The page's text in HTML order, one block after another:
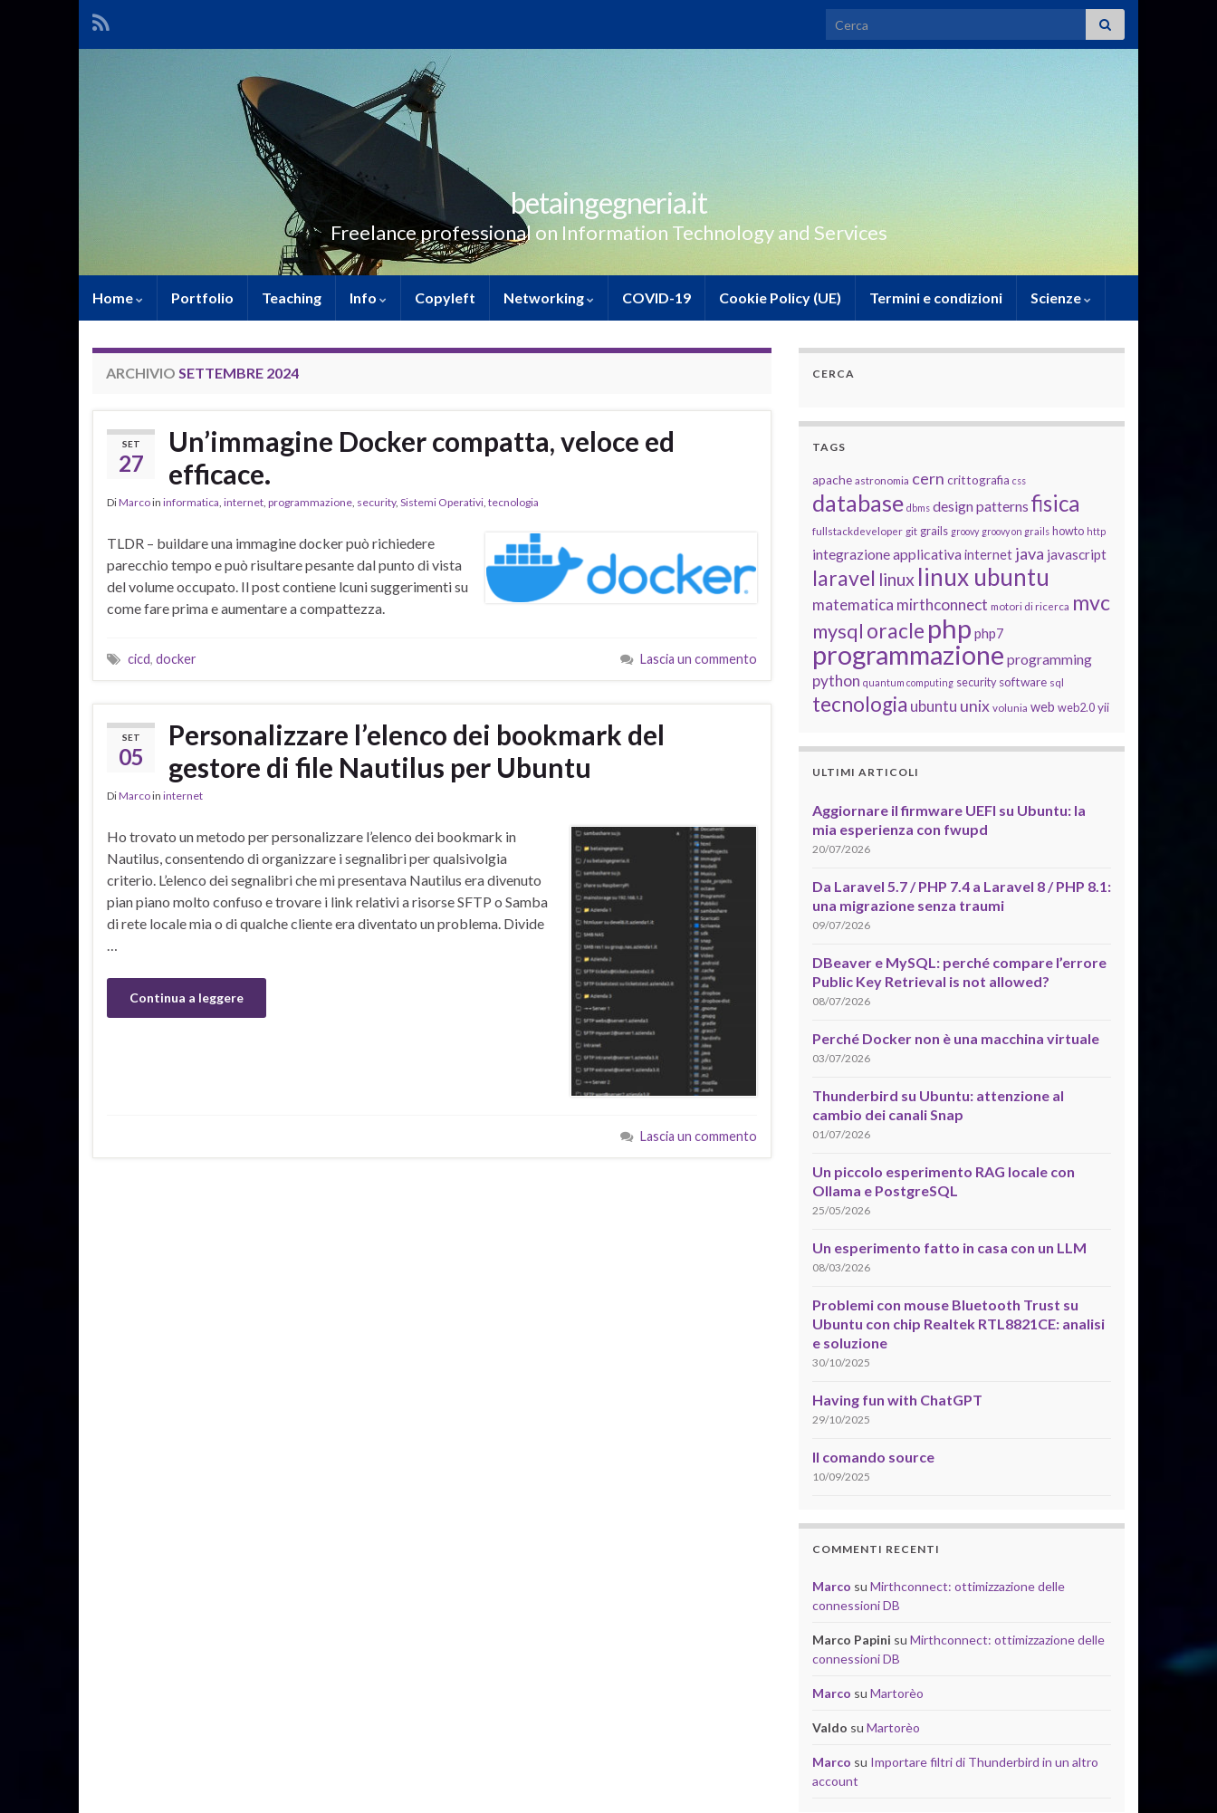
Search for:
betaingegneria.it
Freelance professional on Information Technology and Services
Home Portfolio Teaching Info Copyleft Networking COVID-19 Cookie Policy (UE) Termini e condizioni Scienze
ARCHIVIO SETTEMBRE 2024
SET
27
Un’immagine Docker compatta, veloce ed
efficace.
DiMarcoin informatica, internet, programmazione, security, Sistemi Operativi, tecnologia
TLDR – buildare una immagine docker può richiedere
parecchio tempo e può risultare pesante dal punto di vista
del volume occupato. Il post contiene lcuni suggerimenti su
come fare prima e aumentare a compattezza.
cicd, docker Lascia un commento
SET
05
Personalizzare l’elenco dei bookmark del
gestore di file Nautilus per Ubuntu
DiMarcoin internet
Ho trovato un metodo per personalizzare l’elenco dei bookmark in
Nautilus, consentendo di organizzare i segnalibri per qualsivolgia
criterio. L’elenco dei segnalibri che mi presentava Nautilus era divenuto
pian piano molto confuso e trovare i link relativi a risorse SFTP o Samba
di rete locale mia o di qualche cliente era diventato un problema. Divide
…
Continua a leggere
Lascia un commento
CERCA
TAGS
apache astronomia cern crittografia css
database dbms design patterns fisica
fullstackdeveloper git grails groovy groovy on grails howto http
integrazione applicativainternet java javascript
laravel linux linux ubuntu
matematica mirthconnect motori di ricerca mvc
mysql oracle php php7
programmazione programming
python quantum computing security software sql
tecnologia ubuntu unix volunia web web2.0 yii
ULTIMI ARTICOLI
Aggiornare il firmware UEFI su Ubuntu: la
mia esperienza con fwupd
20/07/2026
Da Laravel 5.7 / PHP 7.4 a Laravel 8 / PHP 8.1:
una migrazione senza traumi
09/07/2026
DBeaver e MySQL: perché compare l’errore
Public Key Retrieval is not allowed?
08/07/2026
Perché Docker non è una macchina virtuale
03/07/2026
Thunderbird su Ubuntu: attenzione al
cambio dei canali Snap
01/07/2026
Un piccolo esperimento RAG locale con
Ollama e PostgreSQL
25/05/2026
Un esperimento fatto in casa con un LLM
08/03/2026
Problemi con mouse Bluetooth Trust su
Ubuntu con chip Realtek RTL8821CE: analisi
e soluzione
30/10/2025
Having fun with ChatGPT
29/10/2025
Il comando source
10/09/2025
COMMENTI RECENTI
Marco su Mirthconnect: ottimizzazione delle
connessioni DB
Marco Papini su Mirthconnect: ottimizzazione delle
connessioni DB
Marco su Martorèo
Valdo su Martorèo
Marco su Importare filtri di Thunderbird in un altro
account